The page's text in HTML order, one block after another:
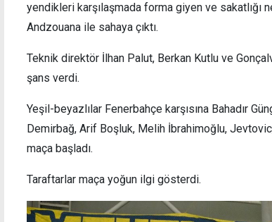
yendikleri karşılaşmada forma giyen ve sakatlığı
Andzouana ile sahaya çıktı.
Teknik direktör İlhan Palut, Berkan Kutlu ve
şans verdi.
Yeşil-beyazlılar Fenerbahçe karşısına Bahadır
Demirbağ, Arif Boşluk, Melih İbrahimoğlu,
maça başladı.
Taraftarlar maça yoğun ilgi gösterdi.